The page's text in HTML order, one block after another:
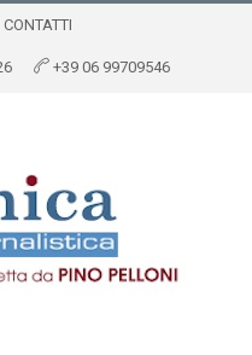
CONTATTI
+39 06 99709546